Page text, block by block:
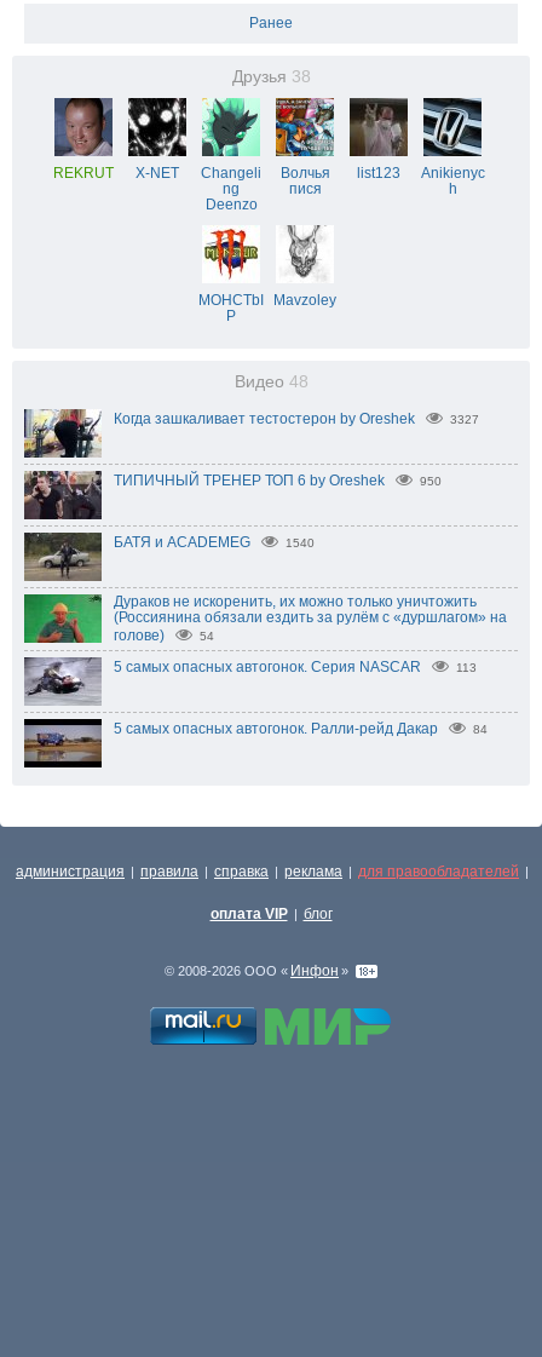
Ранее
Друзья 38
REKRUT X-NET
Changeli
ng
Deenzo
Волчья
пися
list123
Anikienyc
h
MOHCTbI
P
Mavzoley
Видео 48
Когда зашкаливает тестостерон by Oreshek 3327
ТИПИЧНЫЙ ТРЕНЕР ТОП 6 by Oreshek 950
БАТЯ и ACADEMEG 1540
Дураков не искоренить, их можно только уничтожить
(Россиянина обязали ездить за рулём с «дуршлагом» на
голове)
54
5 самых опасных автогонок. Серия NASCAR 113
5 самых опасных автогонок. Ралли-рейд Дакар 84
администрация | правила | справка | реклама | для правообладателей |
оплата VIP | блог
© 2008-2026 ООО « Инфон »